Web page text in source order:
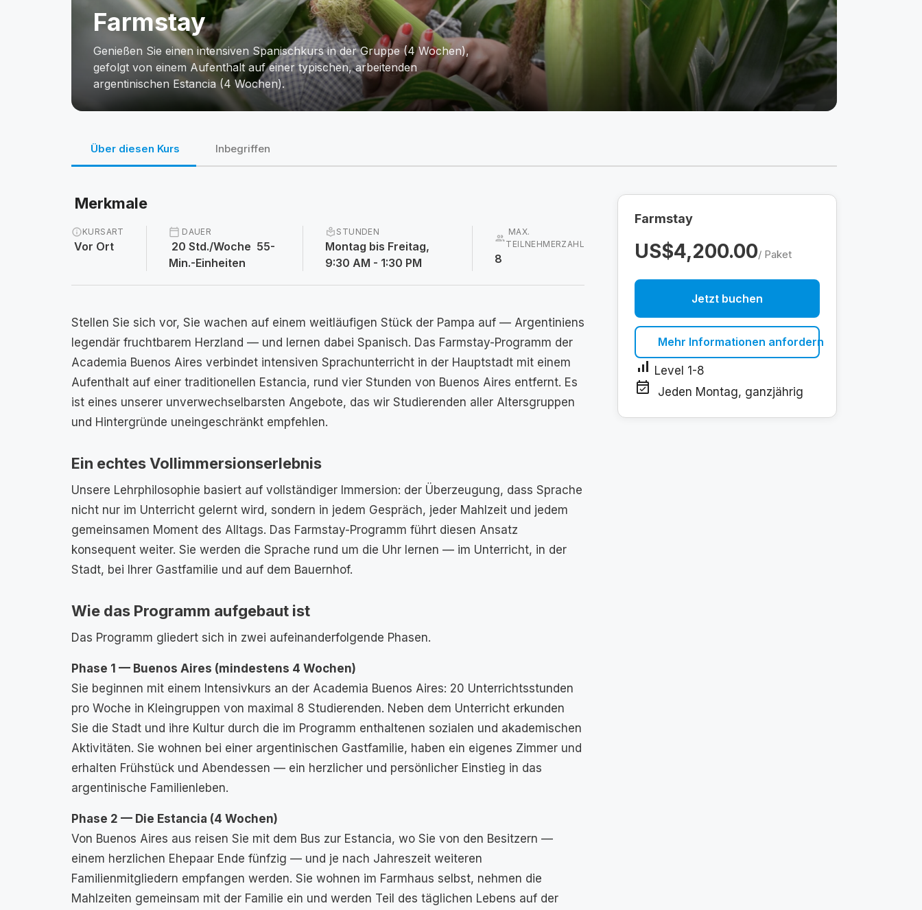
Farmstay
Genießen Sie einen intensiven Spanischkurs in der Gruppe (4 Wochen),
gefolgt von einem Aufenthalt auf einer typischen, arbeitenden
argentinischen Estancia (4 Wochen).
Über diesen Kurs Inbegriffen
Merkmale
infoKURSART
Vor Ort
calendar_today DAUER
20 Std./Woche 55-
Min.-Einheiten
local_library STUNDEN
Montag bis Freitag,
9:30 AM - 1:30 PM
group
MAX.
TEILNEHMERZAHL
8
Stellen Sie sich vor, Sie wachen auf einem weitläufigen Stück der Pampa auf — Argentiniens
legendär fruchtbarem Herzland — und lernen dabei Spanisch. Das Farmstay-Programm der
Academia Buenos Aires verbindet intensiven Sprachunterricht in der Hauptstadt mit einem
Aufenthalt auf einer traditionellen Estancia, rund vier Stunden von Buenos Aires entfernt. Es
ist eines unserer unverwechselbarsten Angebote, das wir Studierenden aller Altersgruppen
und Hintergründe uneingeschränkt empfehlen.
Ein echtes Vollimmersionserlebnis
Unsere Lehrphilosophie basiert auf vollständiger Immersion: der Überzeugung, dass Sprache
nicht nur im Unterricht gelernt wird, sondern in jedem Gespräch, jeder Mahlzeit und jedem
gemeinsamen Moment des Alltags. Das Farmstay-Programm führt diesen Ansatz
konsequent weiter. Sie werden die Sprache rund um die Uhr lernen — im Unterricht, in der
Stadt, bei Ihrer Gastfamilie und auf dem Bauernhof.
Wie das Programm aufgebaut ist
Das Programm gliedert sich in zwei aufeinanderfolgende Phasen.
Phase 1 — Buenos Aires (mindestens 4 Wochen)
Sie beginnen mit einem Intensivkurs an der Academia Buenos Aires: 20 Unterrichtsstunden
pro Woche in Kleingruppen von maximal 8 Studierenden. Neben dem Unterricht erkunden
Sie die Stadt und ihre Kultur durch die im Programm enthaltenen sozialen und akademischen
Aktivitäten. Sie wohnen bei einer argentinischen Gastfamilie, haben ein eigenes Zimmer und
erhalten Frühstück und Abendessen — ein herzlicher und persönlicher Einstieg in das
argentinische Familienleben.
Phase 2 — Die Estancia (4 Wochen)
Von Buenos Aires aus reisen Sie mit dem Bus zur Estancia, wo Sie von den Besitzern —
einem herzlichen Ehepaar Ende fünfzig — und je nach Jahreszeit weiteren
Familienmitgliedern empfangen werden. Sie wohnen im Farmhaus selbst, nehmen die
Mahlzeiten gemeinsam mit der Familie ein und werden Teil des täglichen Lebens auf der
Farmstay
US$4,200.00/ Paket
Jetzt buchen
Mehr Informationen anfordern
signal_cellular_alt Level 1-8
event_available Jeden Montag, ganzjährig